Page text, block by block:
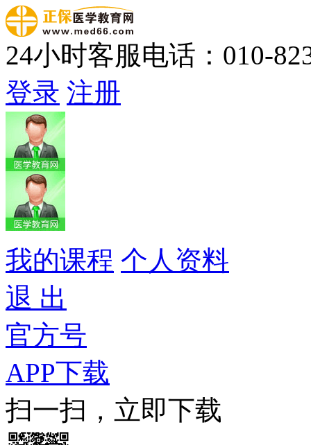
24小时客服电话：010-
登录 注册
我的课程 个人资料
退 出
官方号
APP下载
扫一扫，立即下载